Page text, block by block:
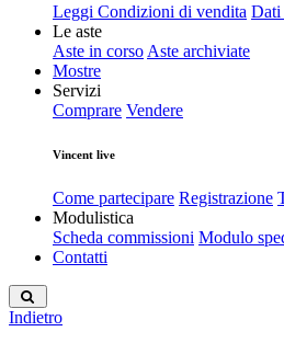
Leggi Condizioni di vendita Dati
Le aste
Aste in corso Aste archiviate
Mostre
Servizi
Comprare Vendere
Vincent live
Come partecipare Registrazione
Modulistica
Scheda commissioni Modulo
Contatti
Indietro